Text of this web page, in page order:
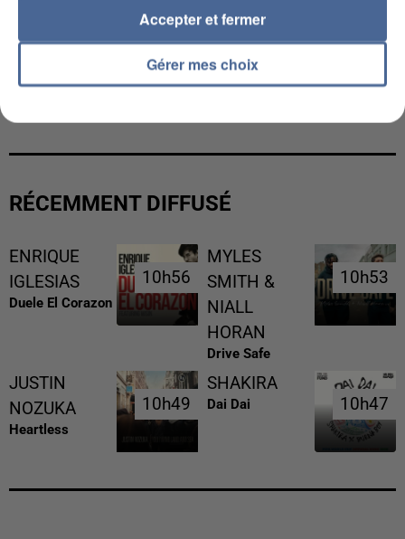
LES DONNÉES DE 300 000 CLIENTS DÉROBÉES À
RÉCEMMENT DIFFUSÉ
ENRIQUE
IGLESIAS
Duele El Corazon
10h56
10h56
MYLES
SMITH &
NIALL
HORAN
Drive Safe
10h53
10h53
JUSTIN
NOZUKA
Heartless
10h49
10h49
SHAKIRA
Dai Dai 10h47
10h47
Gérer mes choix
Accepter et fermer